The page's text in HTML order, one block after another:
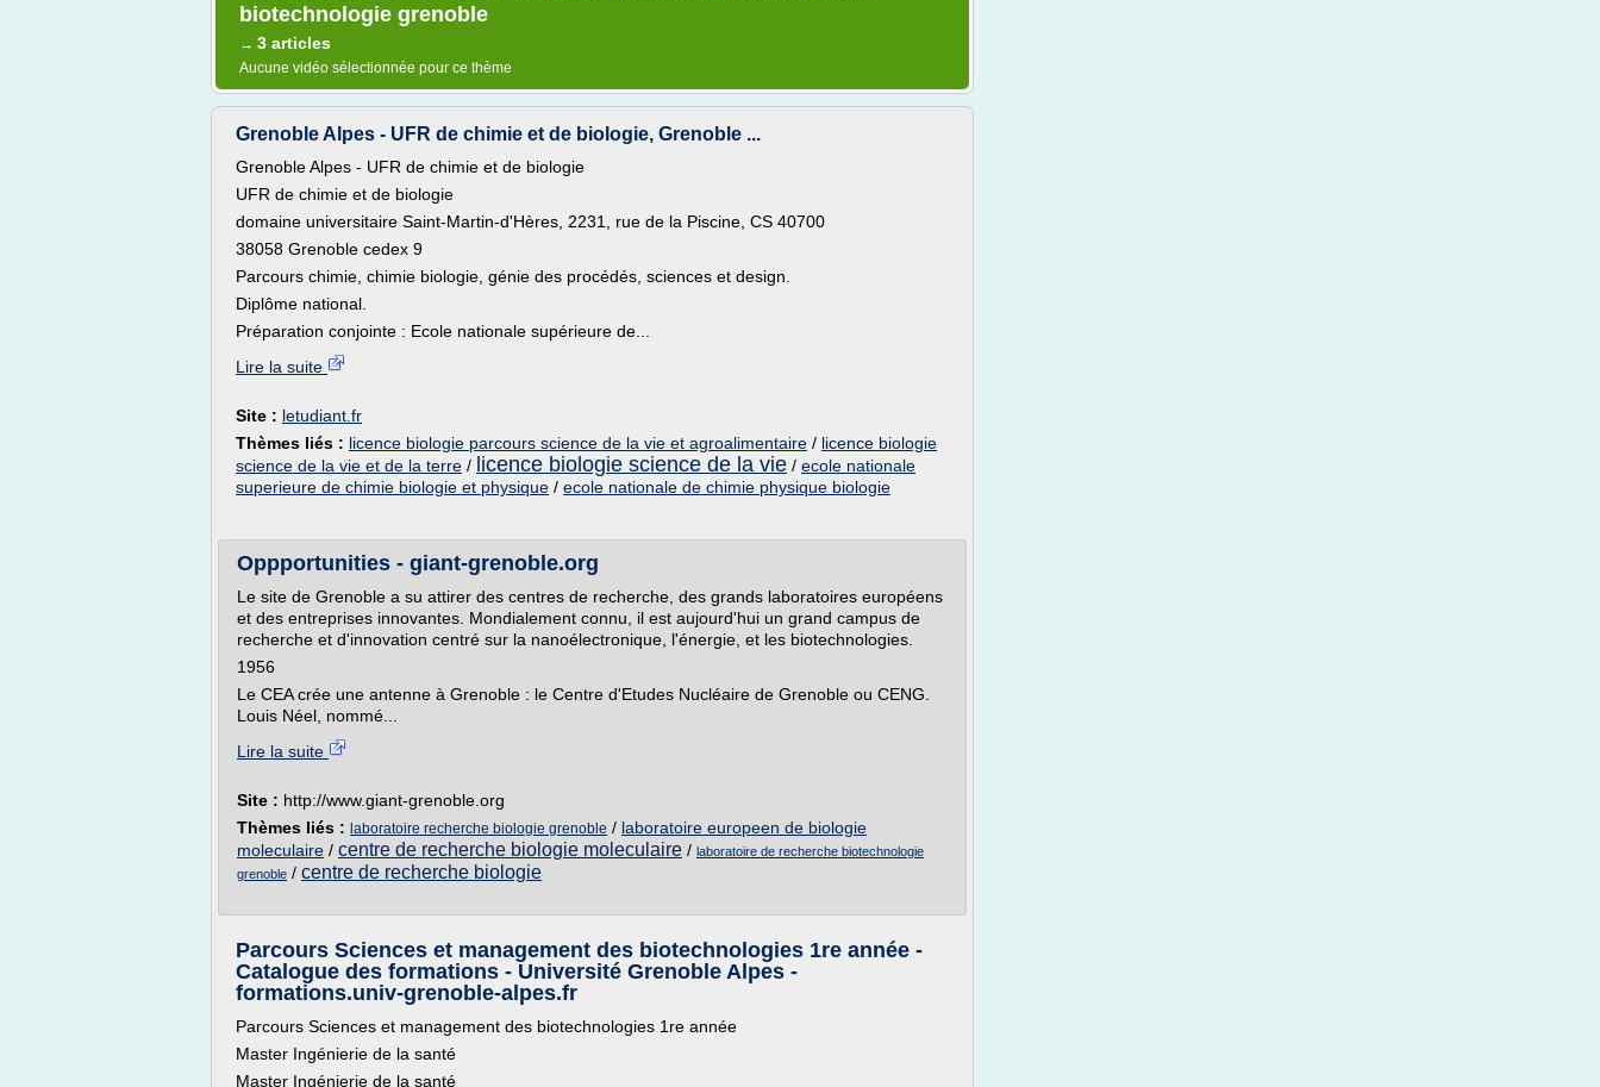
biotechnologie grenoble
→ 3 articles
Aucune vidéo sélectionnée pour ce thème
Grenoble Alpes - UFR de chimie et de biologie, Grenoble ...
Grenoble Alpes - UFR de chimie et de biologie
UFR de chimie et de biologie
domaine universitaire Saint-Martin-d'Hères, 2231, rue de la Piscine, CS 40700
38058 Grenoble cedex 9
Parcours chimie, chimie biologie, génie des procédés, sciences et design.
Diplôme national.
Préparation conjointe : Ecole nationale supérieure de...
Lire la suite
Site : letudiant.fr
Thèmes liés : licence biologie parcours science de la vie et agroalimentaire / licence biologie
science de la vie et de la terre / licence biologie science de la vie / ecole nationale
superieure de chimie biologie et physique / ecole nationale de chimie physique biologie
Oppportunities - giant-grenoble.org
Le site de Grenoble a su attirer des centres de recherche, des grands laboratoires européens
et des entreprises innovantes. Mondialement connu, il est aujourd'hui un grand campus de
recherche et d'innovation centré sur la nanoélectronique, l'énergie, et les biotechnologies.
1956
Le CEA crée une antenne à Grenoble : le Centre d'Etudes Nucléaire de Grenoble ou CENG.
Louis Néel, nommé...
Lire la suite
Site : http://www.giant-grenoble.org
Thèmes liés : laboratoire recherche biologie grenoble / laboratoire europeen de biologie
moleculaire / centre de recherche biologie moleculaire / laboratoire de recherche biotechnologie
grenoble / centre de recherche biologie
Parcours Sciences et management des biotechnologies 1re année -
Catalogue des formations - Université Grenoble Alpes -
formations.univ-grenoble-alpes.fr
Parcours Sciences et management des biotechnologies 1re année
Master Ingénierie de la santé
Master Ingénierie de la santé